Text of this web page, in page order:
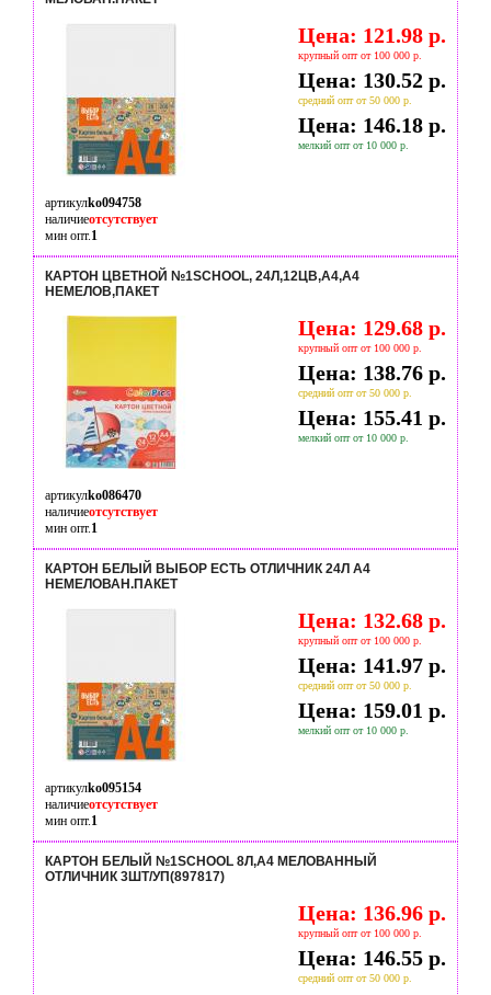
Цена: 121.98 р.
крупный опт от 100 000 р.
Цена: 130.52 р.
средний опт от 50 000 р.
Цена: 146.18 р.
мелкий опт от 10 000 р.
артикулko094758
наличиеотсутствует
мин опт.1
КАРТОН ЦВЕТНОЙ №1SCHOOL, 24Л,12ЦВ,А4,А4
НЕМЕЛОВ,ПАКЕТ
Цена: 129.68 р.
крупный опт от 100 000 р.
Цена: 138.76 р.
средний опт от 50 000 р.
Цена: 155.41 р.
мелкий опт от 10 000 р.
артикулko086470
наличиеотсутствует
мин опт.1
КАРТОН БЕЛЫЙ ВЫБОР ЕСТЬ ОТЛИЧНИК 24Л А4
НЕМЕЛОВАН.ПАКЕТ
Цена: 132.68 р.
крупный опт от 100 000 р.
Цена: 141.97 р.
средний опт от 50 000 р.
Цена: 159.01 р.
мелкий опт от 10 000 р.
артикулko095154
наличиеотсутствует
мин опт.1
КАРТОН БЕЛЫЙ №1SCHOOL 8Л,А4 МЕЛОВАННЫЙ
ОТЛИЧНИК 3ШТ/УП(897817)
Цена: 136.96 р.
крупный опт от 100 000 р.
Цена: 146.55 р.
средний опт от 50 000 р.